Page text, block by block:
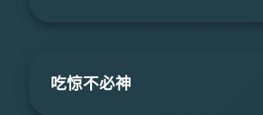
吃惊不必神